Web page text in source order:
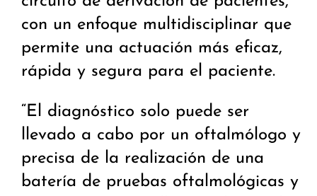
con un enfoque multidisciplinar que
permite una actuación más eficaz,
rápida y segura para el paciente.
“El diagnóstico solo puede ser
llevado a cabo por un oftalmólogo y
precisa de la realización de una
batería de pruebas oftalmológicas y